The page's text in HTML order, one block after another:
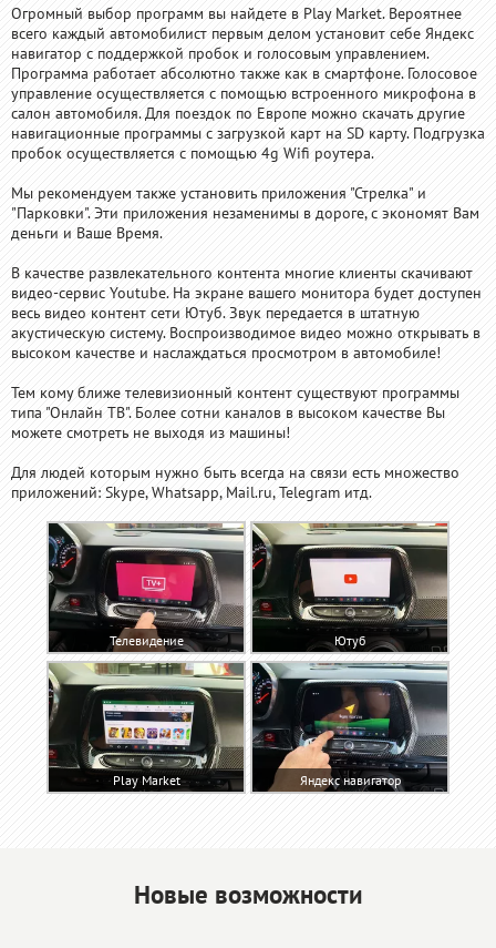
Огромный выбор программ вы найдете в Play Market. Вероятнее
всего каждый автомобилист первым делом установит себе Яндекс
навигатор с поддержкой пробок и голосовым управлением.
Программа работает абсолютно также как в смартфоне. Голосовое
управление осуществляется с помощью встроенного микрофона в
салон автомобиля. Для поездок по Европе можно скачать другие
навигационные программы с загрузкой карт на SD карту. Подгрузка
пробок осуществляется с помощью 4g Wifi роутера.
Мы рекомендуем также установить приложения "Стрелка" и
"Парковки". Эти приложения незаменимы в дороге, с экономят Вам
деньги и Ваше Время.
В качестве развлекательного контента многие клиенты скачивают
видео-сервис Youtube. На экране вашего монитора будет доступен
весь видео контент сети Ютуб. Звук передается в штатную
акустическую систему. Воспроизводимое видео можно открывать в
высоком качестве и наслаждаться просмотром в автомобиле!
Тем кому ближе телевизионный контент существуют программы
типа "Онлайн ТВ". Более сотни каналов в высоком качестве Вы
можете смотреть не выходя из машины!
Для людей которым нужно быть всегда на связи есть множество
приложений: Skype, Whatsapp, Mail.ru, Telegram итд.
Телевидение Ютуб
Play Market Яндекс навигатор
Новые возможности